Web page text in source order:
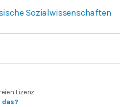
Sozialwissenschaften
Lizenz
das?